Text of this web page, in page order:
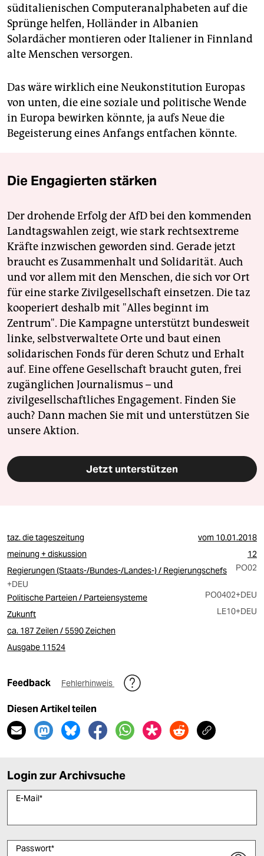
süditalienischen Computeranalphabeten auf die
Sprünge helfen, Holländer in Albanien
Solardächer montieren oder Italiener in Finnland
alte Menschen versorgen.
Das wäre wirklich eine Neukonstitution Europas
von unten, die eine soziale und politische Wende
in Europa bewirken könnte, ja aufs Neue die
Begeisterung eines Anfangs entfachen könnte.
Die Engagierten stärken
Der drohende Erfolg der AfD bei den kommenden
Landtagswahlen zeigt, wie stark rechtsextreme
Kräfte inzwischen geworden sind. Gerade jetzt
braucht es Zusammenhalt und Solidarität. Auch
und vor allem mit den Menschen, die sich vor Ort
für eine starke Zivilgesellschaft einsetzen. Die taz
kooperiert deshalb mit "Alles beginnt im
Zentrum". Die Kampagne unterstützt bundesweit
linke, selbstverwaltete Orte und baut einen
solidarischen Fonds für deren Schutz und Erhalt
auf. Eine offene Gesellschaft braucht guten, frei
zugänglichen Journalismus – und
zivilgesellschaftliches Engagement. Finden Sie
auch? Dann machen Sie mit und unterstützen Sie
unsere Aktion.
Jetzt unterstützen
taz. die tageszeitung vom 10.01.2018
meinung + diskussion
12
Regierungen (Staats-/Bundes-/Landes-) / Regierungschefs
PO02
+DEU
Politische Parteien / Parteiensysteme
PO0402+DEU
Zukunft
LE10+DEU
ca. 187 Zeilen / 5590 Zeichen
Ausgabe 11524
Feedback Fehlerhinweis
Diesen Artikel teilen
Login zur Archivsuche
E-Mail*
Passwort*